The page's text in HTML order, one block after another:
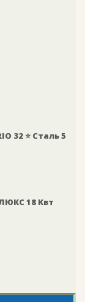
32 ⭐ Сталь 5
18 Квт